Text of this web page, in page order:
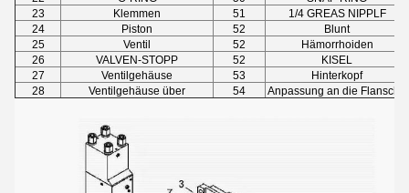
23
Klemmen 51
1/4 GREAS NIPPLF
24
Piston 52
Blunt
25
Ventil 52
Hämorrhoiden
26
VALVEN-STOPP 52
KISEL
27
Ventilgehäuse 53
Hinterkopf
28
Ventilgehäuse über 54 Anpassung an die Flansche